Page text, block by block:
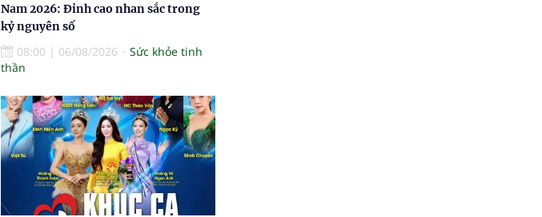
Nam 2026: Đỉnh cao nhan sắc trong
kỷ nguyên số
08:00 | 06/08/2026
Sức khỏe tinh
thần